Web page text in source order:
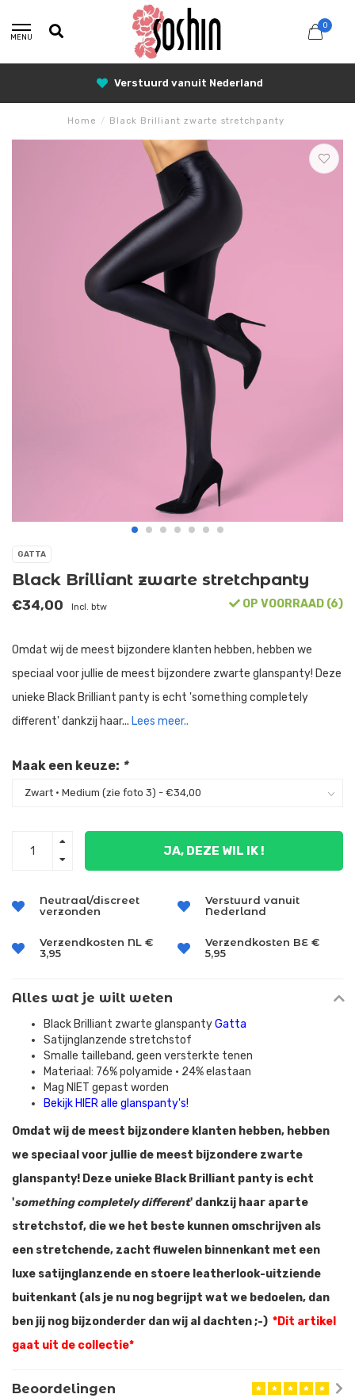
MENU
0
Verstuurd vanuit Nederland
Home / Black Brilliant zwarte stretchpanty
GATTA
Black Brilliant zwarte stretchpanty
€34,00 Incl. btw OP VOORRAAD (6)
Omdat wij de meest bijzondere klanten hebben, hebben we
speciaal voor jullie de meest bijzondere zwarte glanspanty! Deze
unieke Black Brilliant panty is echt 'something completely
different' dankzij haar... Lees meer..
Maak een keuze: *
JA, DEZE WIL IK !
Neutraal/discreet
verzonden
Verstuurd vanuit
Nederland
Verzendkosten NL €
3,95
Verzendkosten BE €
5,95
Alles wat je wilt weten
Black Brilliant zwarte glanspantyGatta
Satijnglanzende stretchstof
Smalle tailleband, geen versterkte tenen
Materiaal: 76% polyamide • 24% elastaan
Mag NIET gepast worden
Bekijk HIER alle glanspanty's!
Omdat wij de meest bijzondere klanten hebben, hebben
we speciaal voor jullie de meest bijzondere zwarte
glanspanty! Deze unieke Black Brilliant panty is echt
'something completely different' dankzij haar aparte
stretchstof, die we het beste kunnen omschrijven als
een stretchende, zacht fluwelen binnenkant met een
luxe satijnglanzende en stoere leatherlook-uitziende
buitenkant (als je nu nog begrijpt wat we bedoelen, dan
ben jij nog bijzonderder dan wij al dachten ;-) *Dit artikel
gaat uit de collectie*
Beoordelingen